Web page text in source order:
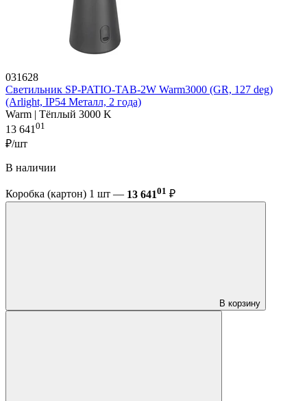
031628
Светильник SP-PATIO-TAB-2W Warm3000 (GR, 127 deg)
(Arlight, IP54 Металл, 2 года)
Warm | Тёплый 3000 K
13 641 01
₽/шт
В наличии
Коробка (картон) 1 шт — 13 64101 ₽
В корзину